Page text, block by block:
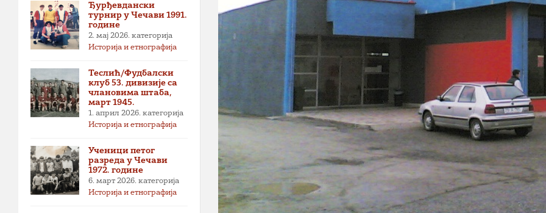
Ђурђевдански
турнир у Чечави 1991.
године
2. мај 2026. категорија
Историја и етнографија
Теслић/Фудбалски
клуб 53. дивизије са
члановима штаба,
март 1945.
1. април 2026. категорија
Историја и етнографија
Ученици петог
разреда у Чечави
1972. године
6. март 2026. категорија
Историја и етнографија